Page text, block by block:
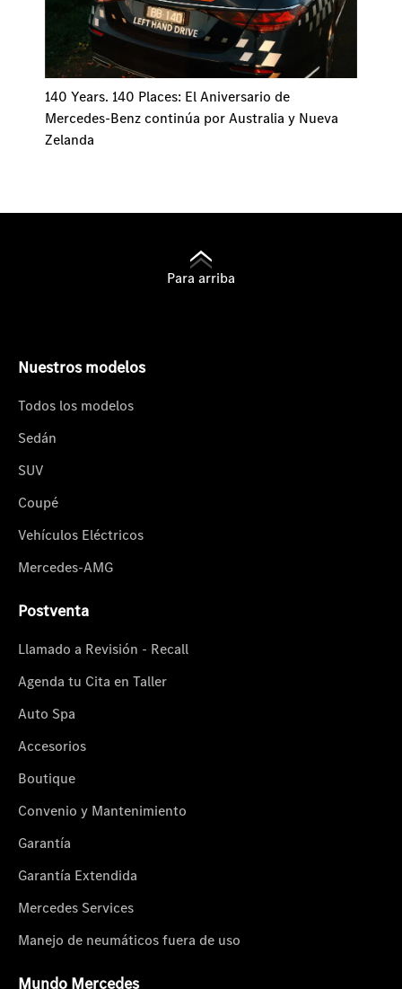
140 Years. 140 Places: El Aniversario de
Mercedes-Benz continúa por Australia y Nueva
Zelanda
Para arriba
Nuestros modelos
Todos los modelos
Sedán
SUV
Coupé
Vehículos Eléctricos
Mercedes-AMG
Postventa
Llamado a Revisión - Recall
Agenda tu Cita en Taller
Auto Spa
Accesorios
Boutique
Convenio y Mantenimiento
Garantía
Garantía Extendida
Mercedes Services
Manejo de neumáticos fuera de uso
Mundo Mercedes